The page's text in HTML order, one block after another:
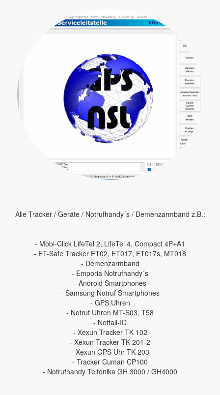
Alle Tracker / Geräte / Notrufhandy´s / Demenzarmband z.B.:
- Mobi-Click LifeTel 2, LifeTel 4, Compact 4P+A1
- ET-Safe Tracker ET02, ET017, ET017s, MT018
- Demenzarmband
- Emporia Notrufhandy´s
- Android Smartphones
- Samsung Notruf Smartphones
- GPS Uhren
- Notruf Uhren MT-S03, T58
- Notfall-ID
- Xexun Tracker TK 102
- Xexun Tracker TK 201-2
- Xexun GPS Uhr TK 203
- Tracker Cuman CP100
- Notrufhandy Teltonika GH 3000 / GH4000